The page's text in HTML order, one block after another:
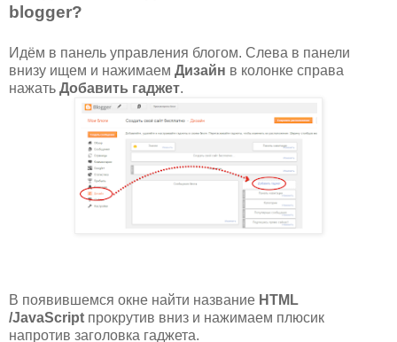
blogger?
Идём в панель управления блогом. Слева в панели
внизу ищем и нажимаем Дизайн в колонке справа
нажать Добавить гаджет.
В появившемся окне найти название HTML
/JavaScript прокрутив вниз и нажимаем плюсик
напротив заголовка гаджета.